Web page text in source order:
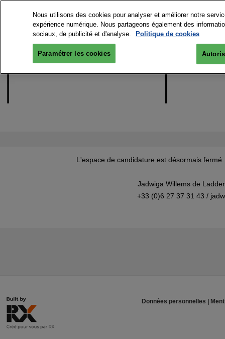
L'espace de candidature est désormais
Jadwiga Willems de
+33 (0)6 27 37 31 43 /
Données personnelles |
Nous utilisons des cookies pour analyser et améliorer notre
expérience numérique. Nous partageons également des
sociaux, de publicité et d'analyse.
Politique de cookies
Paramétrer les cookies